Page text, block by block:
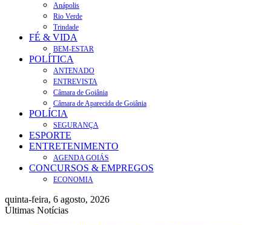
Anápolis
Rio Verde
Trindade
FÉ & VIDA
BEM-ESTAR
POLÍTICA
ANTENADO
ENTREVISTA
Câmara de Goiânia
Câmara de Aparecida de Goiânia
POLÍCIA
SEGURANÇA
ESPORTE
ENTRETENIMENTO
AGENDA GOIÁS
CONCURSOS & EMPREGOS
ECONOMIA
quinta-feira, 6 agosto, 2026
Últimas Notícias